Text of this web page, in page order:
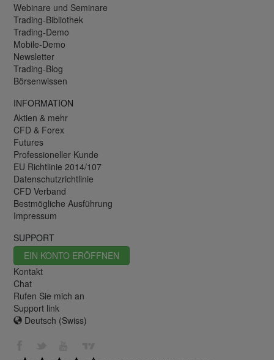
Webinare und Seminare
Trading-Bibliothek
Trading-Demo
Mobile-Demo
Newsletter
Trading-Blog
Börsenwissen
INFORMATION
Aktien & mehr
CFD & Forex
Futures
Professioneller Kunde
EU Richtlinie 2014/107
Datenschutzrichtlinie
CFD Verband
Bestmögliche Ausführung
Impressum
SUPPORT
EIN KONTO ERÖFFNEN
Kontakt
Chat
Rufen Sie mich an
Support link
Deutsch (Swiss)